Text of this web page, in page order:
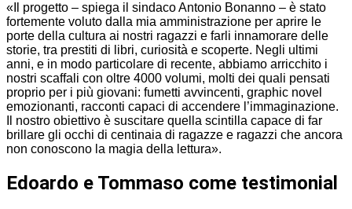
«Il progetto – spiega il sindaco Antonio Bonanno – è stato
fortemente voluto dalla mia amministrazione per aprire le
porte della cultura ai nostri ragazzi e farli innamorare delle
storie, tra prestiti di libri, curiosità e scoperte. Negli ultimi
anni, e in modo particolare di recente, abbiamo arricchito i
nostri scaffali con oltre 4000 volumi, molti dei quali pensati
proprio per i più giovani: fumetti avvincenti, graphic novel
emozionanti, racconti capaci di accendere l’immaginazione.
Il nostro obiettivo è suscitare quella scintilla capace di far
brillare gli occhi di centinaia di ragazze e ragazzi che ancora
non conoscono la magia della lettura».
Edoardo e Tommaso come testimonial